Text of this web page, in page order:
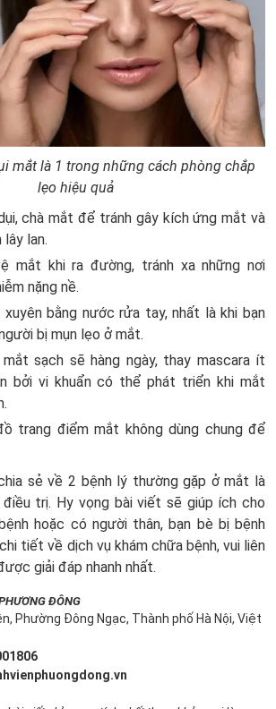
mắt là 1 trong những cách phòng chắp
lẹo hiệu quả
chà mắt để tránh gây kích ứng mắt và
lây lan.
mắt khi ra đường, tránh xa những nơi
nặng nề.
bằng nước rửa tay, nhất là khi bạn
bị mụn lẹo ở mắt.
sạch sẽ hàng ngày, thay mascara ít
bởi vi khuẩn có thể phát triển khi mắt
trang điểm mắt không dùng chung để
sẻ về 2 bệnh lý thường gặp ở mắt là
trị. Hy vọng bài viết sẽ giúp ích cho
hoặc có người thân, bạn bè bị bệnh
tiết về dịch vụ khám chữa bệnh, vui liên
giải đáp nhanh nhất.
ĐÔNG
Phường Đông Ngạc, Thành phố Hà Nội, Việt